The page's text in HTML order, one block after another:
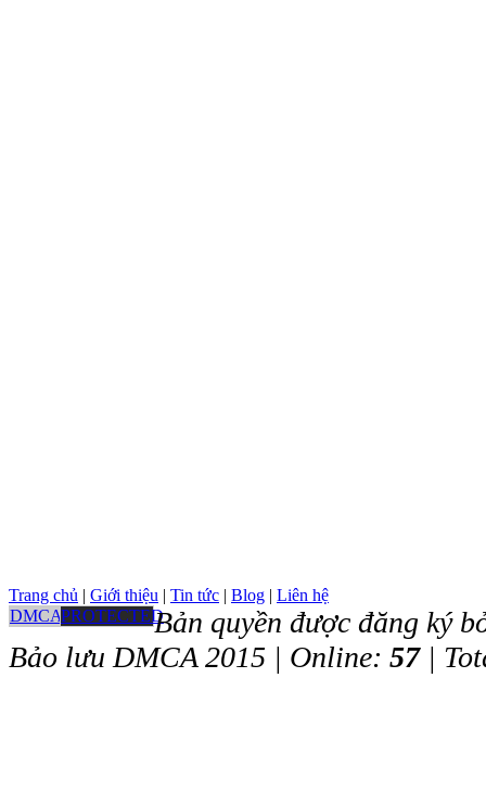
Trang chủ | Giới thiệu | Tin tức | Blog | Liên hệ
DMCAPROTECTEDBản quyền được đăng ký
Bảo lưu DMCA 2015 | Online: 57|